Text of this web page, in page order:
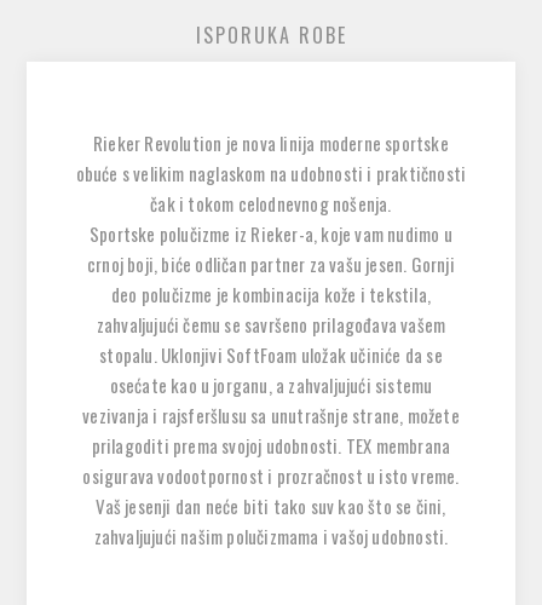
ISPORUKA ROBE
Rieker Revolution je nova linija moderne sportske
obuće s velikim naglaskom na udobnosti i praktičnosti
čak i tokom celodnevnog nošenja.
Sportske polučizme iz Rieker-a, koje vam nudimo u
crnoj boji, biće odličan partner za vašu jesen. Gornji
deo polučizme je kombinacija kože i tekstila,
zahvaljujući čemu se savršeno prilagođava vašem
stopalu. Uklonjivi SoftFoam uložak učiniće da se
osećate kao u jorganu, a zahvaljujući sistemu
vezivanja i rajsferšlusu sa unutrašnje strane, možete
prilagoditi prema svojoj udobnosti. TEX membrana
osigurava vodootpornost i prozračnost u isto vreme.
Vaš jesenji dan neće biti tako suv kao što se čini,
zahvaljujući našim polučizmama i vašoj udobnosti.